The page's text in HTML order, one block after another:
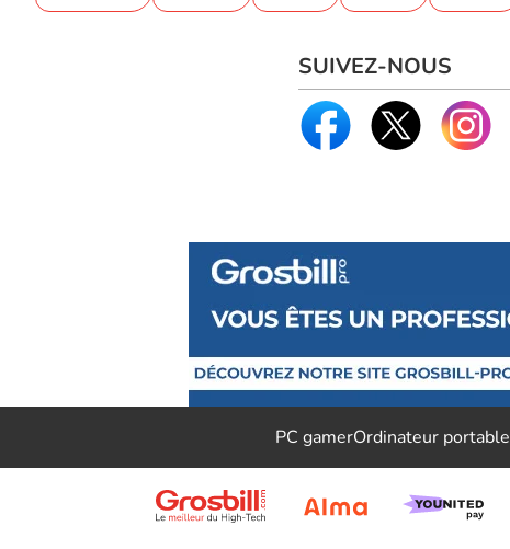
SUIVEZ-NOUS
PC gamerOrdinateur portable